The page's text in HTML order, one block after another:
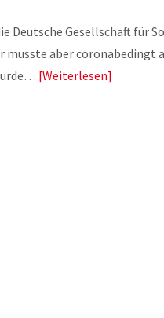
Deutsche Gesellschaft für
aber coronabedingt
Weiterlesen